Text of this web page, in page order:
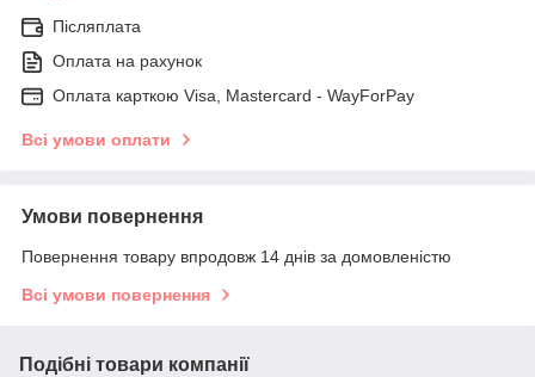
Післяплата
Оплата на рахунок
Оплата карткою Visa, Mastercard - WayForPay
Всі умови оплати
Умови повернення
Повернення товару впродовж 14 днів за домовленістю
Всі умови повернення
Подібні товари компанії